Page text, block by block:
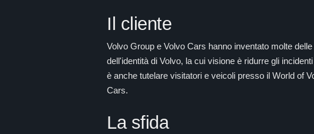
Il cliente
Volvo Group e Volvo Cars hanno inventato molte
dell'identità di Volvo, la cui visione è ridurre gli
è anche tutelare visitatori e veicoli presso il World of
Cars.
La sfida